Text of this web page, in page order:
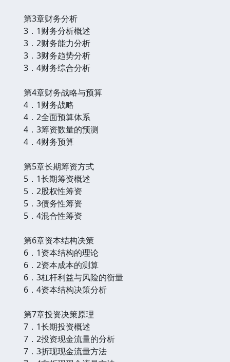
第3章财务分析
3．1财务分析概述
3．2财务能力分析
3．3财务趋势分析
3．4财务综合分析
第4章财务战略与预算
4．1财务战略
4．2全面预算体系
4．3筹资数量的预测
4．4财务预算
第5章长期筹资方式
5．1长期筹资概述
5．2股权性筹资
5．3债务性筹资
5．4混合性筹资
第6章资本结构决策
6．1资本结构的理论
6．2资本成本的测算
6．3杠杆利益与风险的衡量
6．4资本结构决策分析
第7章投资决策原理
7．1长期投资概述
7．2投资现金流量的分析
7．3折现现金流量方法